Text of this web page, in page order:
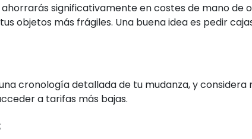
significativamente en costes de mano de
objetos más frágiles. Una buena idea es pedir
cronología detallada de tu mudanza, y
a tarifas más bajas.